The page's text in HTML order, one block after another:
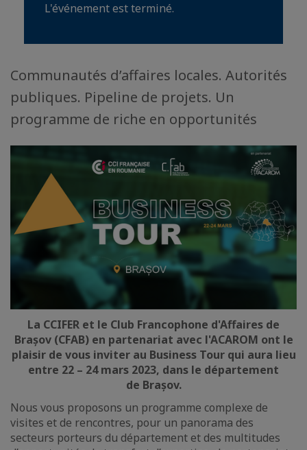
L'événement est terminé.
Communautés d’affaires locales. Autorités
publiques. Pipeline de projets. Un
programme de riche en opportunités
La CCIFER et le Club Francophone d'Affaires de
Brașov (CFAB) en partenariat avec l'ACAROM ont le
plaisir de vous inviter au Business Tour qui aura lieu
entre 22 – 24 mars 2023, dans le département
de Brașov.
Nous vous proposons un programme complexe de
visites et de rencontres, pour un panorama des
secteurs porteurs du département et des multitudes